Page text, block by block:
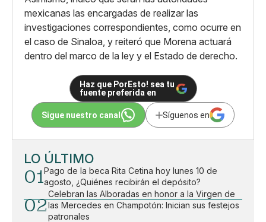
mexicanas las encargadas de realizar las
investigaciones correspondientes, como ocurre en
el caso de Sinaloa, y reiteró que Morena actuará
dentro del marco de la ley y el Estado de derecho.
Haz que PorEsto! sea tu
fuente preferida en
Sigue nuestro canal Síguenos en
LO ÚLTIMO
01Pago de la beca Rita Cetina hoy lunes 10 de
agosto, ¿Quiénes recibirán el depósito?
02
Celebran las Alboradas en honor a la Virgen de
las Mercedes en Champotón: Inician sus festejos
patronales